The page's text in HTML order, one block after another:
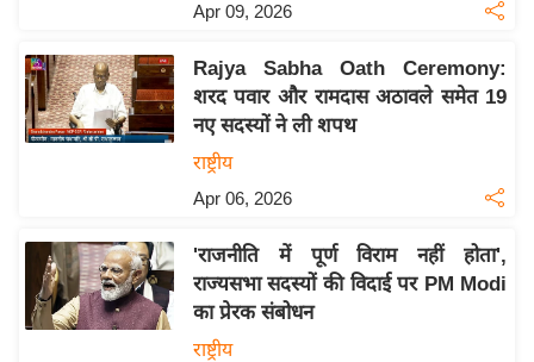
ल
क्रि
के
2
0
Apr 09, 2026
Rajya Sabha Oath Ceremony:
शरद पवार और रामदास अठावले समेत 19
नए सदस्यों ने ली शपथ
राष्ट्रीय
Apr 06, 2026
'राजनीति में पूर्ण विराम नहीं होता',
राज्यसभा सदस्यों की विदाई पर PM Modi
का प्रेरक संबोधन
राष्ट्रीय